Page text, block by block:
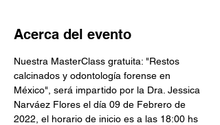
Acerca del evento
Nuestra MasterClass gratuita: "Restos
calcinados y odontología forense en
México", será impartido por la Dra. Jessica
Narváez Flores el día 09 de Febrero de
2022, el horario de inicio es a las 18:00 hs